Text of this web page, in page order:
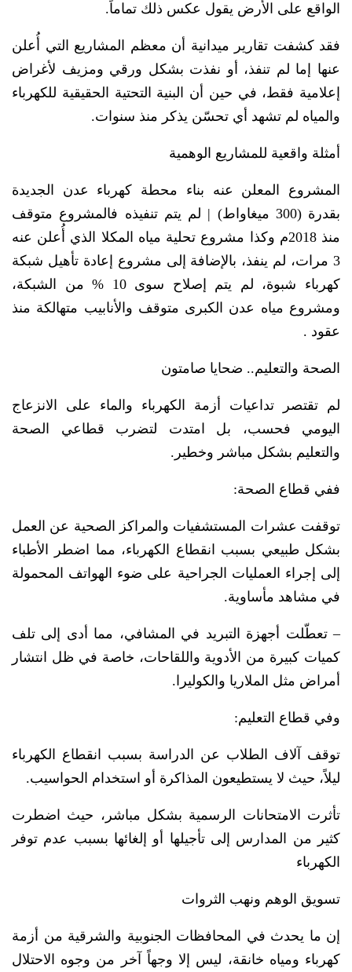
الواقع على الأرض يقول عكس ذلك تماماً.
فقد كشفت تقارير ميدانية أن معظم المشاريع التي أُعلن
عنها إما لم تنفذ، أو نفذت بشكل ورقي ومزيف لأغراض
إعلامية فقط، في حين أن البنية التحتية الحقيقية للكهرباء
والمياه لم تشهد أي تحسّن يذكر منذ سنوات.
أمثلة واقعية للمشاريع الوهمية
المشروع المعلن عنه بناء محطة كهرباء عدن الجديدة
بقدرة (300 ميغاواط) | لم يتم تنفيذه فالمشروع متوقف
منذ 2018م وكذا مشروع تحلية مياه المكلا الذي أُعلن عنه
3 مرات، لم ينفذ، بالإضافة إلى مشروع إعادة تأهيل شبكة
كهرباء شبوة، لم يتم إصلاح سوى 10 % من الشبكة،
ومشروع مياه عدن الكبرى متوقف والأنابيب متهالكة منذ
عقود .
الصحة والتعليم.. ضحايا صامتون
لم تقتصر تداعيات أزمة الكهرباء والماء على الانزعاج
اليومي فحسب، بل امتدت لتضرب قطاعي الصحة
والتعليم بشكل مباشر وخطير.
ففي قطاع الصحة:
توقفت عشرات المستشفيات والمراكز الصحية عن العمل
بشكل طبيعي بسبب انقطاع الكهرباء، مما اضطر الأطباء
إلى إجراء العمليات الجراحية على ضوء الهواتف المحمولة
في مشاهد مأساوية.
– تعطّلت أجهزة التبريد في المشافي، مما أدى إلى تلف
كميات كبيرة من الأدوية واللقاحات، خاصة في ظل انتشار
أمراض مثل الملاريا والكوليرا.
وفي قطاع التعليم:
توقف آلاف الطلاب عن الدراسة بسبب انقطاع الكهرباء
ليلاً، حيث لا يستطيعون المذاكرة أو استخدام الحواسيب.
تأثرت الامتحانات الرسمية بشكل مباشر، حيث اضطرت
كثير من المدارس إلى تأجيلها أو إلغائها بسبب عدم توفر
الكهرباء
تسويق الوهم ونهب الثروات
إن ما يحدث في المحافظات الجنوبية والشرقية من أزمة
كهرباء ومياه خانقة، ليس إلا وجهاً آخر من وجوه الاحتلال